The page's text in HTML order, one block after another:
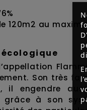
120m2 au
Son très
il engendre
grâce à son